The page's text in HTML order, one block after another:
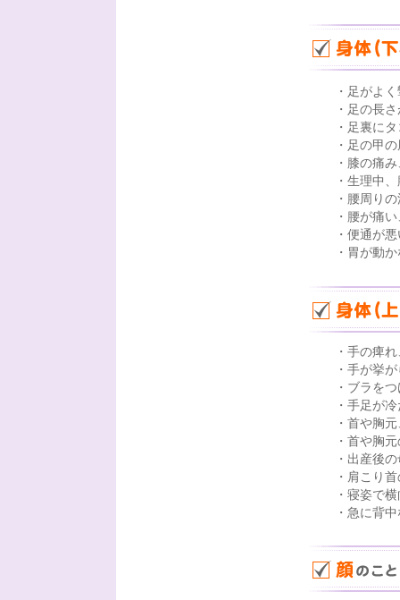
・足がよ
・足の長
・足裏に
・足の甲
・膝の痛
・生理中
・腰周り
・腰が痛
・便通が
・胃が動
・手の痺
・手が挙
・ブラを
・手足が
・首や胸
・首や胸
・出産後
・肩こり
・寝姿で
・急に背